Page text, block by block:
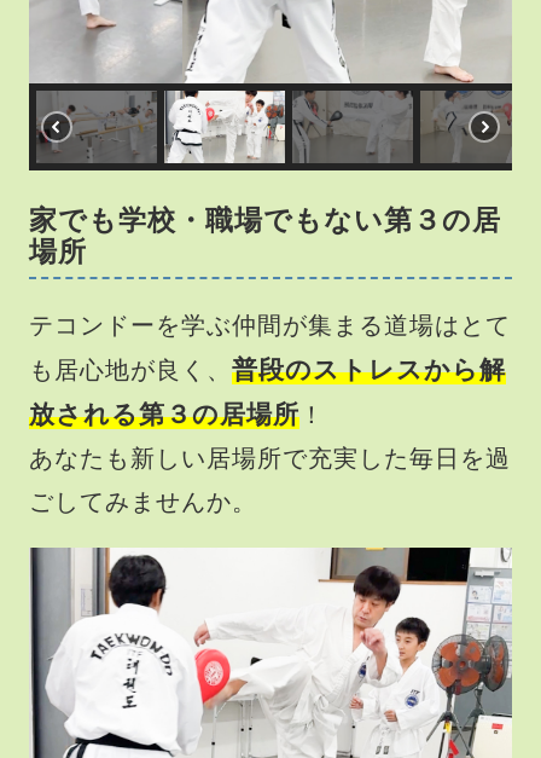
浦和道場の体験お申込
み
家でも学校・職場でもない第３の居
場所
テコンドーを学ぶ仲間が集まる道場はとて
も居心地が良く、 普段のストレスから解
放される第３の居場所 ！
あなたも新しい居場所で充実した毎日を過
ごしてみませんか。